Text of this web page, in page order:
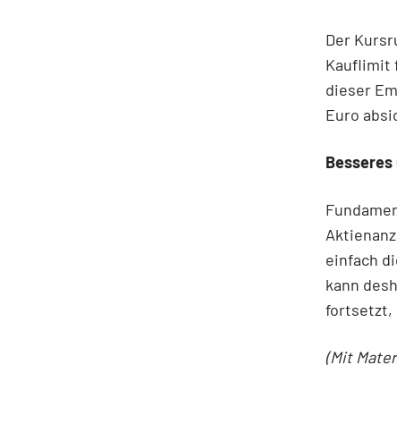
Der
Kauflimit
dieser
Euro
einfach
kann
fortsetzt,
(Mit